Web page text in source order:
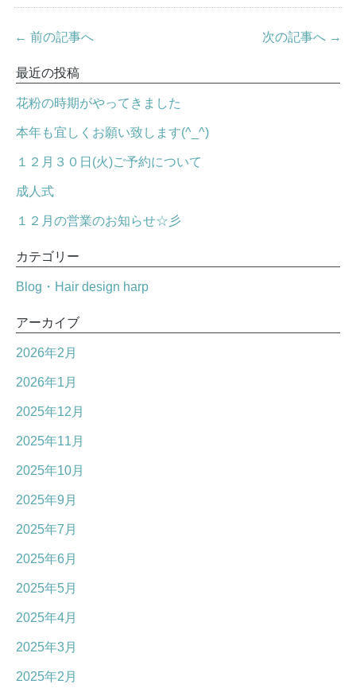
← 前の記事へ 次の記事へ →
最近の投稿
花粉の時期がやってきました
本年も宜しくお願い致します(^_^)
１２月３０日(火)ご予約について
成人式
１２月の営業のお知らせ☆彡
カテゴリー
Blog・Hair design harp
アーカイブ
2026年2月
2026年1月
2025年12月
2025年11月
2025年10月
2025年9月
2025年7月
2025年6月
2025年5月
2025年4月
2025年3月
2025年2月